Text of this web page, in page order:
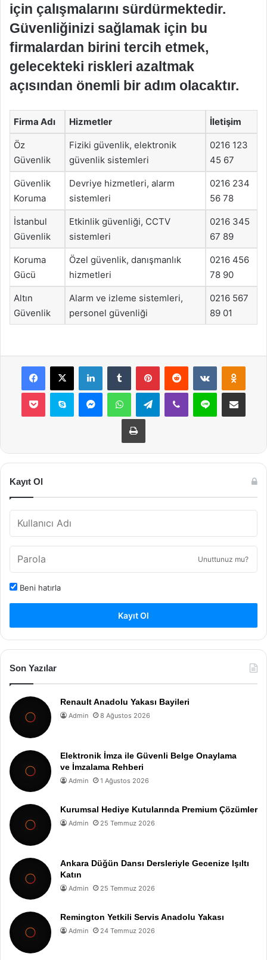
için çalışmalarını sürdürmektedir.
Güvenliğinizi sağlamak için bu
firmalardan birini tercih etmek,
gelecekteki riskleri azaltmak
açısından önemli bir adım olacaktır.
Firma Adı Hizmetler İletişim
Öz
Güvenlik
Fiziki güvenlik, elektronik
güvenlik sistemleri
0216 123
45 67
Güvenlik
Koruma
Devriye hizmetleri, alarm
sistemleri
0216 234
56 78
İstanbul
Güvenlik
Etkinlik güvenliği, CCTV
sistemleri
0216 345
67 89
Koruma
Gücü
Özel güvenlik, danışmanlık
hizmetleri
0216 456
78 90
Altın
Güvenlik
Alarm ve izleme sistemleri,
personel güvenliği
0216 567
89 01
Facebook
X LinkedInTumblr PinterestReddit VKontakte
Pocket Skype MessengerWhatsAppTelegramViber Line E-Posta ile
Yazdır
Kayıt Ol
Unuttunuz mu?
Beni hatırla
Kayıt Ol
Son Yazılar
Renault Anadolu Yakası Bayileri
Admin 8 Ağustos 2026
Elektronik İmza ile Güvenli Belge Onaylama
ve İmzalama Rehberi
Admin 1 Ağustos 2026
Kurumsal Hediye Kutularında Premium Çözümler
Admin 25 Temmuz 2026
Ankara Düğün Dansı Dersleriyle Gecenize Işıltı
Katın
Admin 25 Temmuz 2026
Remington Yetkili Servis Anadolu Yakası
Admin 24 Temmuz 2026